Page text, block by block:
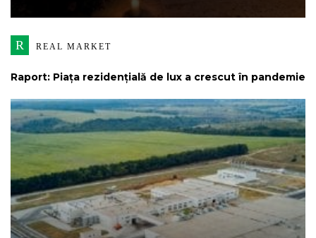
R REAL MARKET
Raport: Piața rezidențială de lux a crescut în pandemie